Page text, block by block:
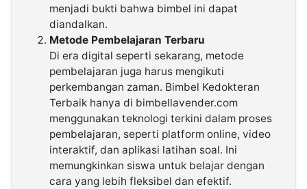
menjadi bukti bahwa bimbel ini dapat
diandalkan.
Metode Pembelajaran Terbaru
Di era digital seperti sekarang, metode
pembelajaran juga harus mengikuti
perkembangan zaman. Bimbel Kedokteran
Terbaik hanya di bimbellavender.com
menggunakan teknologi terkini dalam proses
pembelajaran, seperti platform online, video
interaktif, dan aplikasi latihan soal. Ini
memungkinkan siswa untuk belajar dengan
cara yang lebih fleksibel dan efektif.